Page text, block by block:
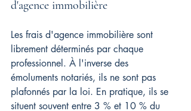
d'agence immobilière
Les frais d'agence immobilière sont
librement déterminés par chaque
professionnel. À l'inverse des
émoluments notariés, ils ne sont pas
plafonnés par la loi. En pratique, ils se
situent souvent entre 3 % et 10 % du